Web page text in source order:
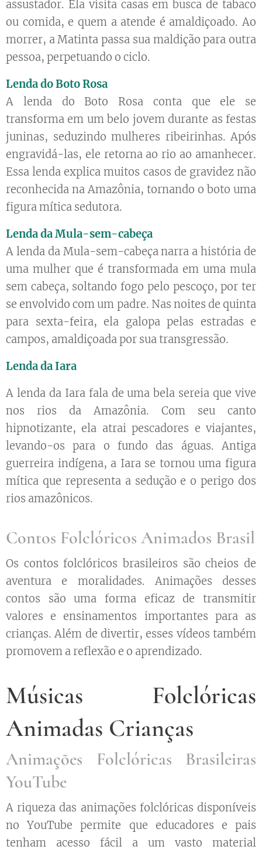
assustador. Ela visita casas em busca de tabaco
ou comida, e quem a atende é amaldiçoado. Ao
morrer, a Matinta passa sua maldição para outra
pessoa, perpetuando o ciclo.
Lenda do Boto Rosa
A lenda do Boto Rosa conta que ele se
transforma em um belo jovem durante as festas
juninas, seduzindo mulheres ribeirinhas. Após
engravidá-las, ele retorna ao rio ao amanhecer.
Essa lenda explica muitos casos de gravidez não
reconhecida na Amazônia, tornando o boto uma
figura mítica sedutora.
Lenda da Mula-sem-cabeça
A lenda da Mula-sem-cabeça narra a história de
uma mulher que é transformada em uma mula
sem cabeça, soltando fogo pelo pescoço, por ter
se envolvido com um padre. Nas noites de quinta
para sexta-feira, ela galopa pelas estradas e
campos, amaldiçoada por sua transgressão.
Lenda da Iara
A lenda da Iara fala de uma bela sereia que vive
nos rios da Amazônia. Com seu canto
hipnotizante, ela atrai pescadores e viajantes,
levando-os para o fundo das águas. Antiga
guerreira indígena, a Iara se tornou uma figura
mítica que representa a sedução e o perigo dos
rios amazônicos.
Contos Folclóricos Animados Brasil
Os contos folclóricos brasileiros são cheios de
aventura e moralidades. Animações desses
contos são uma forma eficaz de transmitir
valores e ensinamentos importantes para as
crianças. Além de divertir, esses vídeos também
promovem a reflexão e o aprendizado.
Músicas Folclóricas
Animadas Crianças
Animações Folclóricas Brasileiras
YouTube
A riqueza das animações folclóricas disponíveis
no YouTube permite que educadores e pais
tenham acesso fácil a um vasto material